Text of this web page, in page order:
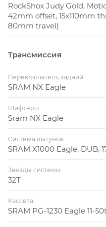
RockShox Judy Gold,
42mm offset, 15x110mm
80mm travel)
Трансмиссия
Переключатель задний
SRAM NX Eagle
Шифтеры
Sram NX Eagle
Система шатунов
SRAM X1000 Eagle, DUB,
Звёзды системы
32T
Кассета
SRAM PG-1230 Eagle 11-